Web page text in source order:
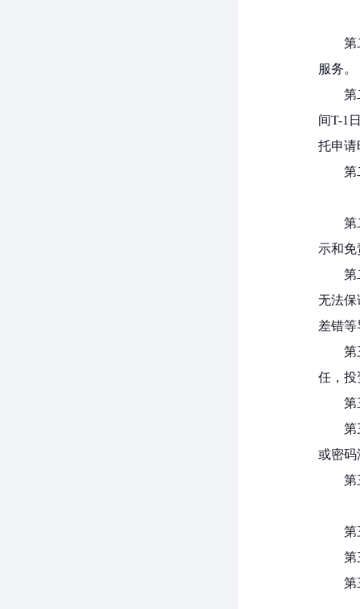
第
服务。
第
间T-1
托申请
第
第
示和
第
无法保
差错
第
任，投
第
第
或密码
第
第
第
第